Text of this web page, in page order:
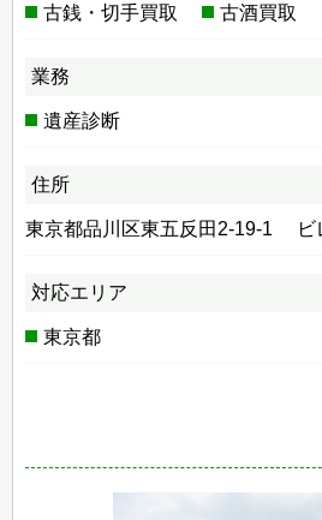
古銭・切手買取
古酒買取
業務
遺産診断
住所
東京都品川区東五反田2-19-1 ビ
対応エリア
東京都